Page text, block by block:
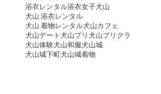
浴衣レンタル浴衣女子犬山
犬山 浴衣レンタル
犬山 着物レンタル犬山カフェ
犬山デート犬山プリ犬山プリクラ
犬山体験犬山和服犬山城
犬山城下町 犬山城着物